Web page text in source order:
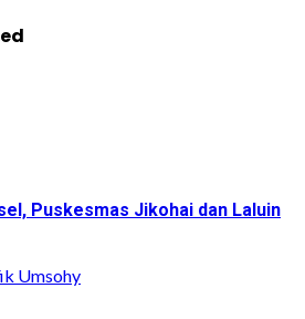
Puskesmas Jikohai dan Laluin
Umsohy